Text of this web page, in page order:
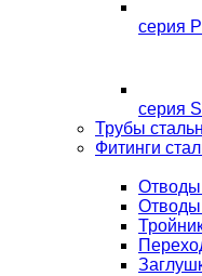
серия
серия
Трубы
Фитинги
Отводы